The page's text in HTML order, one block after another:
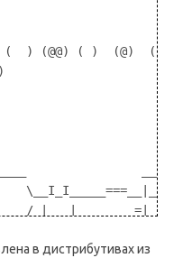
) (@@) ( )  (@)  ()
|   |        =|___
|
в дистрибутивах из